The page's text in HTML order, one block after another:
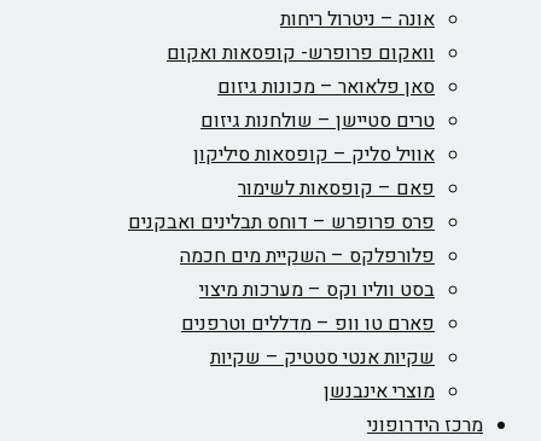
אונה – ניטרול ריחות
וואקום פרופרש- קופסאות ואקום
סאן פלאואר – מכונות גיזום
טרים סטיישן – שולחנות גיזום
אוויל סליק – קופסאות סיליקון
פאם – קופסאות לשימור
פרס פרופרש – דוחס תבלינים ואבקנים
פלורפלקס – השקיית מים חכמה
בסט ווליו וקס – מערכות מיצוי
פארם טו וופ – מדללים וטרפנים
שקיות אנטי סטטיק – שקיות
מוצרי אינבנשן
מרכז הידרופוני